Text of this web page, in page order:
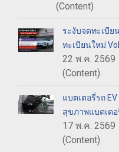
(Content)
ระงับจดทะเบีย
ทะเบียนใหม่
22 พ.ค. 2569
(Content)
แบตเตอรี่รถ
สุขภาพแบตเตอ
17 พ.ค. 2569
(Content)